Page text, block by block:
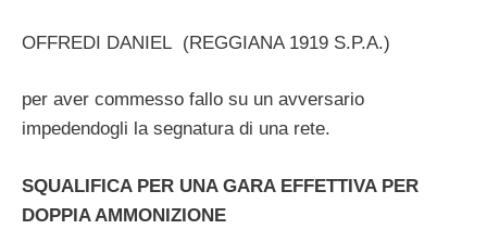
OFFREDI DANIEL (REGGIANA 1919 S.P.A.)
per aver commesso fallo su un avversario
impedendogli la segnatura di una rete.
SQUALIFICA PER UNA GARA EFFETTIVA PER
DOPPIA AMMONIZIONE